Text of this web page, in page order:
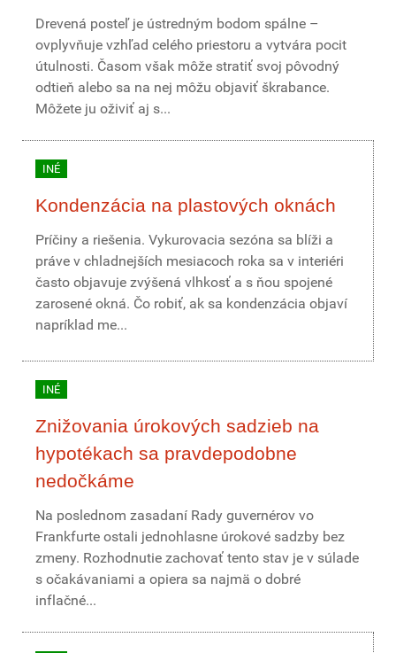
Drevená posteľ je ústredným bodom spálne –
ovplyvňuje vzhľad celého priestoru a vytvára pocit
útulnosti. Časom však môže stratiť svoj pôvodný
odtieň alebo sa na nej môžu objaviť škrabance.
Môžete ju oživiť aj s...
INÉ
Kondenzácia na plastových oknách
Príčiny a riešenia. Vykurovacia sezóna sa blíži a
práve v chladnejších mesiacoch roka sa v interiéri
často objavuje zvýšená vlhkosť a s ňou spojené
zarosené okná. Čo robiť, ak sa kondenzácia objaví
napríklad me...
INÉ
Znižovania úrokových sadzieb na
hypotékach sa pravdepodobne
nedočkáme
Na poslednom zasadaní Rady guvernérov vo
Frankfurte ostali jednohlasne úrokové sadzby bez
zmeny. Rozhodnutie zachovať tento stav je v súlade
s očakávaniami a opiera sa najmä o dobré
inflačné...